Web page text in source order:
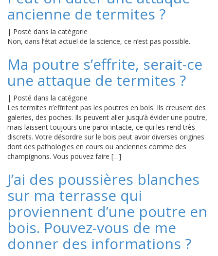
ancienne de termites ?
| Posté dans la catégorie
Non, dans l’état actuel de la science, ce n’est pas possible.
Ma poutre s’effrite, serait-ce
une attaque de termites ?
| Posté dans la catégorie
Les termites n’effritent pas les poutres en bois. Ils creusent des
galeries, des poches. Ils peuvent aller jusqu’à évider une poutre,
mais laissent toujours une paroi intacte, ce qui les rend très
discrets. Votre désordre sur le bois peut avoir diverses origines
dont des pathologies en cours ou anciennes comme des
champignons. Vous pouvez faire […]
J’ai des poussières blanches
sur ma terrasse qui
proviennent d’une poutre en
bois. Pouvez-vous de me
donner des informations ?